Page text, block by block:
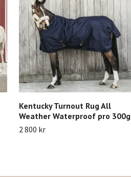
Kentucky Turnout Rug All
Weather Waterproof pro 300g
2 800 kr